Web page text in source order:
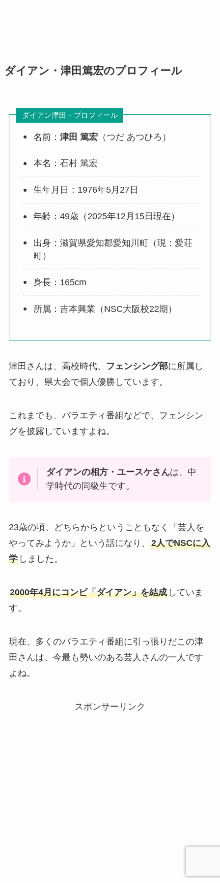
ダイアン・津田篤宏のプロフィール
ダイアン津田・プロフィール
名前：津田 篤宏 （つだ あつひろ）
本名：石村 篤宏
生年月日：1976年5月27日
年齢：49歳（2025年12月15日現在）
出身：滋賀県愛知郡愛知川町（現：愛荘
町）
身長：165cm
所属：吉本興業（NSC大阪校22期）
津田さんは、高校時代、 フェンシング部に所属し
ており、県大会で個人優勝しています。
これまでも、バラエティ番組などで、フェンシン
グを披露していますよね。
ダイアンの相方・ユースケさんは、中
学時代の同級生です。
23歳の頃、どちらからということもなく「芸人を
やってみようか」という話になり、 2人でNSCに入
学しました。
2000年4月にコンビ「ダイアン」を結成していま
す。
現在、多くのバラエティ番組に引っ張りだこの津
田さんは、今最も勢いのある芸人さんの一人です
よね。
スポンサーリンク